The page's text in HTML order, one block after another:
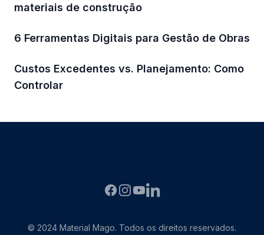
materiais de construção
6 Ferramentas Digitais para Gestão de Obras
Custos Excedentes vs. Planejamento: Como
Controlar
Facebook
Instagram
YouTube
LinkedIN
© 2024 Material Mago. Todos os direitos reservados.